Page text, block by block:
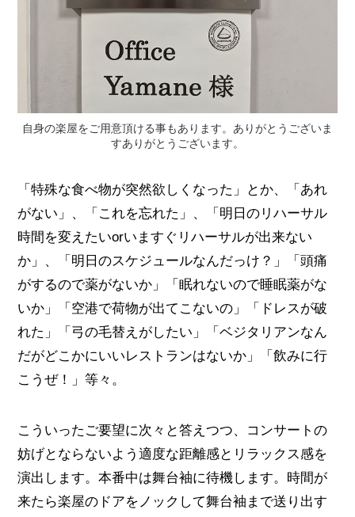
自身の楽屋をご用意頂ける事もあります。ありがとうございま
すありがとうございます。
「特殊な食べ物が突然欲しくなった」とか、「あれ
がない」、「これを忘れた」、「明日のリハーサル
時間を変えたいorいますぐリハーサルが出来ない
か」、「明日のスケジュールなんだっけ？」「頭痛
がするので薬がないか」「眠れないので睡眠薬がな
いか」「空港で荷物が出てこないの」「ドレスが破
れた」「弓の毛替えがしたい」「ベジタリアンなん
だがどこかにいいレストランはないか」「飲みに行
こうぜ！」等々。
こういったご要望に次々と答えつつ、コンサートの
妨げとならないよう適度な距離感とリラックス感を
演出します。本番中は舞台袖に待機します。時間が
来たら楽屋のドアをノックして舞台袖まで送り出す